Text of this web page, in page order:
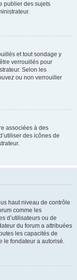
publier des sujets
et tout sondage y
verrouillés pour
Selon les
ou non verrouiller
associées à des
des icônes de
haut niveau de contrôle
comme les
d’utilisateurs ou de
du forum a attribuées
les capacités de
le fondateur a autorisé.